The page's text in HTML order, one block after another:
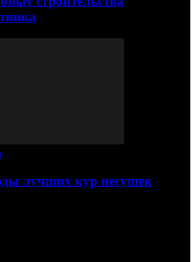
лучших кур несушек